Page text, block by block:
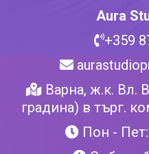
Aura
+359
Варна, ж.к. Вл.
градина) в търг.
Пон - Пет: